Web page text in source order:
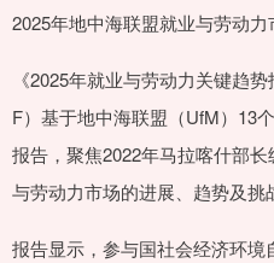
2025年地中海联盟就业与劳动
《2025年就业与劳动力关键趋
F）基于地中海联盟（UfM）13
报告，聚焦2022年马拉喀什部
与劳动力市场的进展、趋势及挑
报告显示，参与国社会经济环